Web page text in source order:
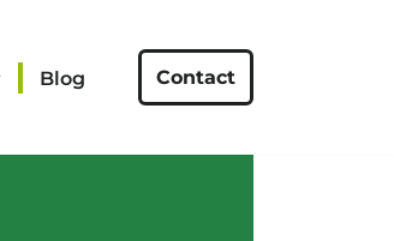
Blog Contact